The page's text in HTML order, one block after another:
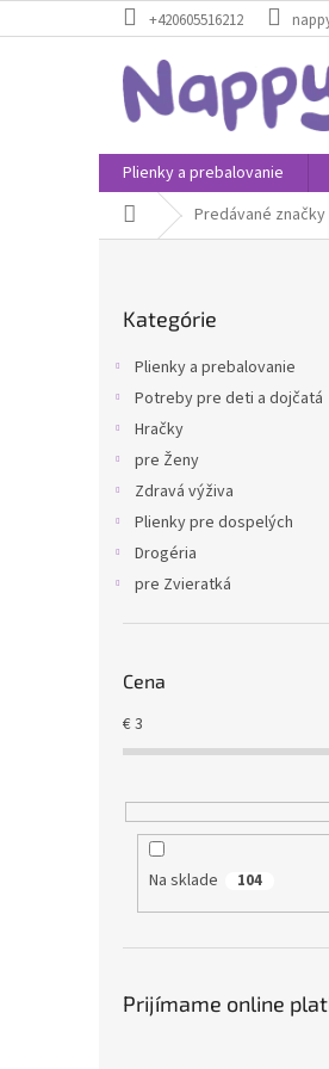
na
+420605516212
Plienky a prebalovanie
DomovPredávané značky
kategórie
Kategórie
Plienky a prebalovanie
Potreby pre deti a dojčatá
Hračky
pre Ženy
Zdravá výživa
Plienky pre dospelých
Drogéria
pre Zvieratká
Cena
€3
Na sklade 104
Prijímame online